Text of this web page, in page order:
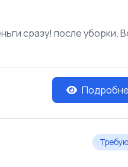
сразу! после уборки.